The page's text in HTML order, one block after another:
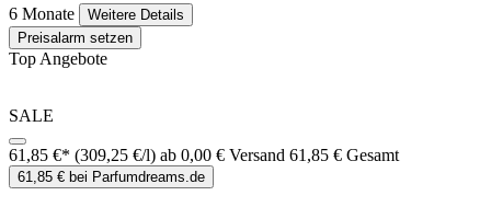
6 Monate
Weitere Details
Preisalarm setzen
Top Angebote
SALE
61,85 €* (309,25 €/l) ab 0,00 € Versand 61,85 € Gesamt
61,85 € bei Parfumdreams.de